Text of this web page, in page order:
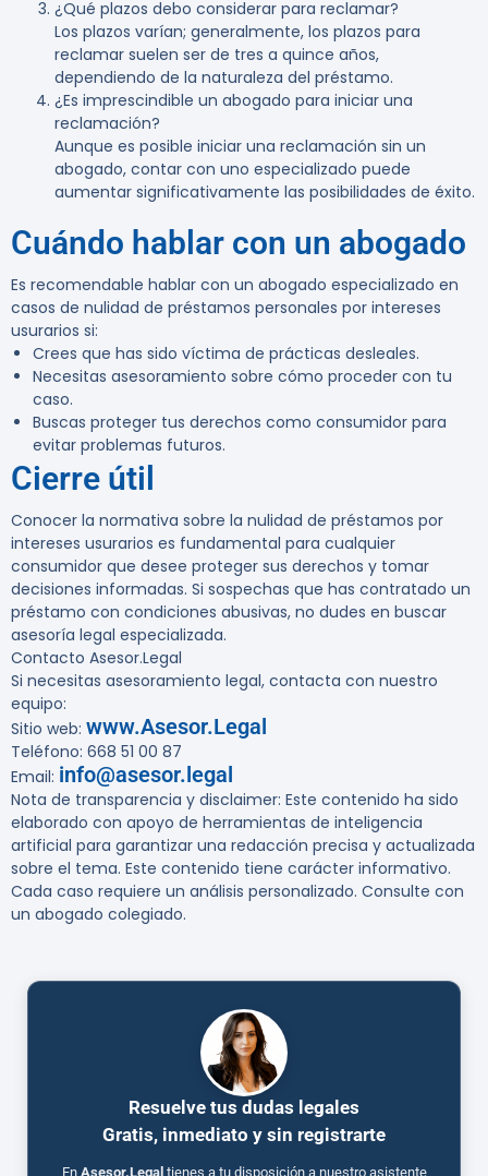
¿Qué plazos debo considerar para reclamar?
Los plazos varían; generalmente, los plazos para
reclamar suelen ser de tres a quince años,
dependiendo de la naturaleza del préstamo.
¿Es imprescindible un abogado para iniciar una
reclamación?
Aunque es posible iniciar una reclamación sin un
abogado, contar con uno especializado puede
aumentar significativamente las posibilidades de éxito.
Cuándo hablar con un abogado
Es recomendable hablar con un abogado especializado en
casos de nulidad de préstamos personales por intereses
usurarios si:
Crees que has sido víctima de prácticas desleales.
Necesitas asesoramiento sobre cómo proceder con tu
caso.
Buscas proteger tus derechos como consumidor para
evitar problemas futuros.
Cierre útil
Conocer la normativa sobre la nulidad de préstamos por
intereses usurarios es fundamental para cualquier
consumidor que desee proteger sus derechos y tomar
decisiones informadas. Si sospechas que has contratado un
préstamo con condiciones abusivas, no dudes en buscar
asesoría legal especializada.
Contacto Asesor.Legal
Si necesitas asesoramiento legal, contacta con nuestro
equipo:
Sitio web: www.Asesor.Legal
Teléfono: 668 51 00 87
Email: info@asesor.legal
Nota de transparencia y disclaimer: Este contenido ha sido
elaborado con apoyo de herramientas de inteligencia
artificial para garantizar una redacción precisa y actualizada
sobre el tema. Este contenido tiene carácter informativo.
Cada caso requiere un análisis personalizado. Consulte con
un abogado colegiado.
Resuelve tus dudas legales
Gratis, inmediato y sin registrarte
En Asesor.Legal tienes a tu disposición a nuestro asistente